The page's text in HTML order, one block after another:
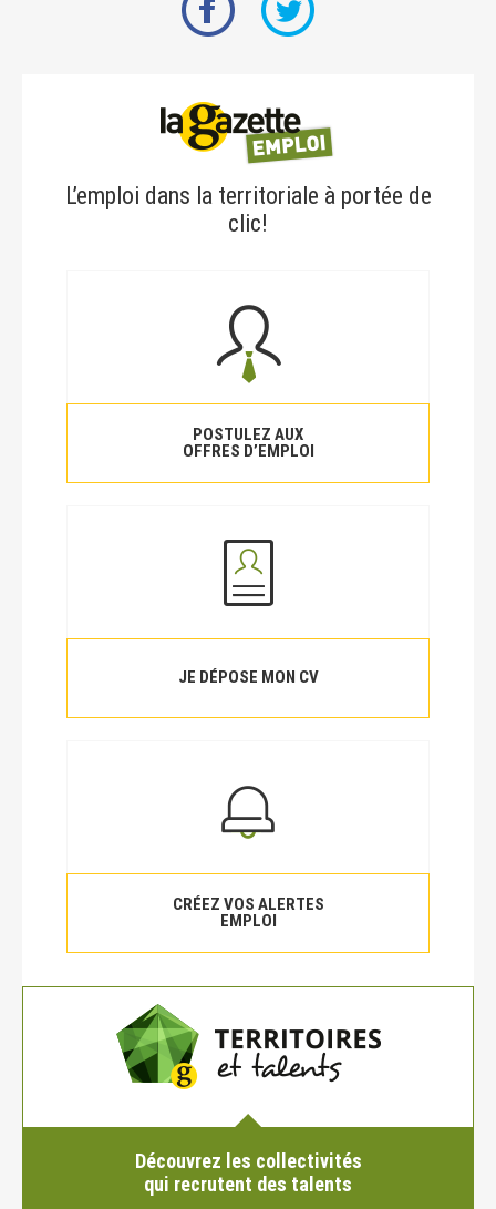
L’emploi dans la territoriale à portée de
clic!
POSTULEZ AUX
OFFRES D’EMPLOI
JE DÉPOSE MON CV
CRÉEZ VOS ALERTES
EMPLOI
Découvrez les collectivités
qui recrutent des talents